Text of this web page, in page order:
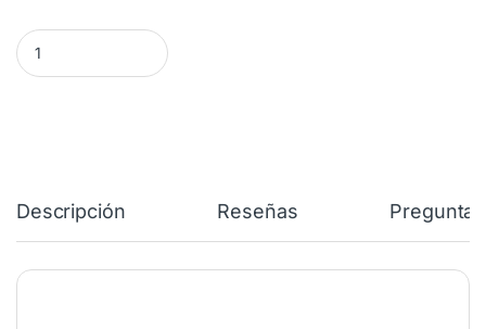
Blocapuerta Lavadora ARISTON INDESIT SMEG C00011140
Descripción Reseñas